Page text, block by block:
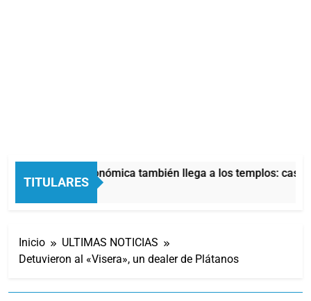
TITULARES
La crisis económica también llega a los templos: casi
13 Horas Atrás
Inicio
ULTIMAS NOTICIAS
Detuvieron al «Visera», un dealer de Plátanos